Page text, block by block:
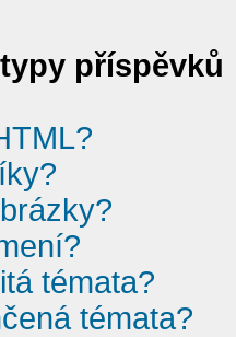
příspěvků
témata?
témata?